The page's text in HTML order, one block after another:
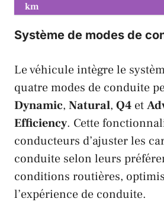
km
Système de modes de
Le véhicule intègre le
quatre modes de conduite
Dynamic, Natural, Q4 et
Efficiency. Cette
conducteurs d’ajuster les
conduite selon leurs
conditions routières,
l’expérience de conduite.